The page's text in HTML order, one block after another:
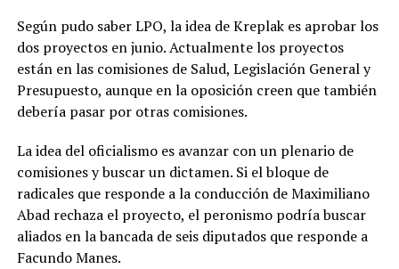
Según pudo saber LPO, la idea de Kreplak es aprobar los
dos proyectos en junio. Actualmente los proyectos
están en las comisiones de Salud, Legislación General y
Presupuesto, aunque en la oposición creen que también
debería pasar por otras comisiones.
La idea del oficialismo es avanzar con un plenario de
comisiones y buscar un dictamen. Si el bloque de
radicales que responde a la conducción de Maximiliano
Abad rechaza el proyecto, el peronismo podría buscar
aliados en la bancada de seis diputados que responde a
Facundo Manes.